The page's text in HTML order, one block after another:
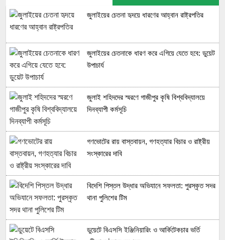
জুলাইয়ের চেতনা হৃদয়ে ধারণের আহ্বান রাষ্ট্রপতির
জুলাইয়ের চেতনাকে ধারণ করে এগিয়ে যেতে হবে: ডুয়েট
উপাচার্য
জুলাই শহিদদের স্মরণে গাজীপুর কৃষি বিশ্ববিদ্যালয়ে
দিনব্যাপী কর্মসূচি
গণভোটের রায় বাস্তবায়ন, গণহত্যার বিচার ও রাষ্ট্রীয়
সংস্কারের দাবি
বিদেশি পিস্তল উদ্ধার অভিযানে সফলতা: পুরস্কৃত সদর
থানা পুলিশের টিম
ডুয়েটে বিএসসি ইঞ্জিনিয়ারিং ও আর্কিটেকচার ভর্তি